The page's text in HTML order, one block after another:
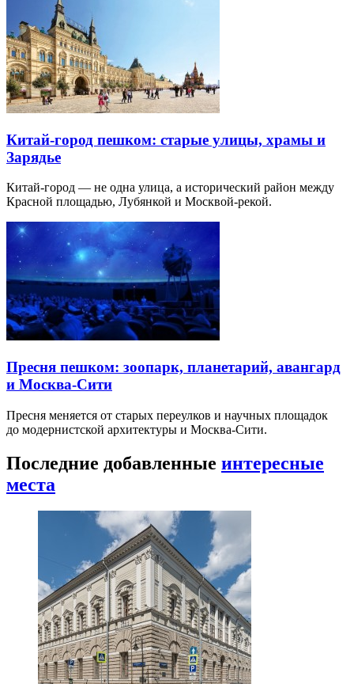
Китай-город пешком: старые улицы, храмы и
Зарядье
Китай-город — не одна улица, а исторический район между
Красной площадью, Лубянкой и Москвой-рекой.
Пресня пешком: зоопарк, планетарий, авангард
и Москва-Сити
Пресня меняется от старых переулков и научных площадок
до модернистской архитектуры и Москва-Сити.
Последние добавленные интересные
места